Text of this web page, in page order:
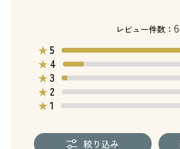
レビュー件数：
★5
★ 4
★3
★2
★1
絞り込み